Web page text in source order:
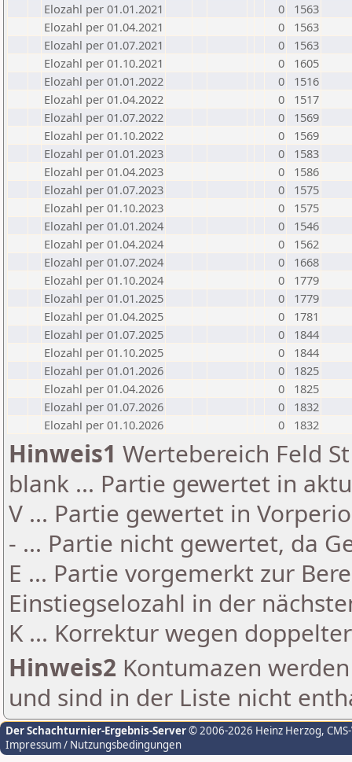
Elozahl per 01.01.2021
0
1563
Elozahl per 01.04.2021
0
1563
Elozahl per 01.07.2021
0
1563
Elozahl per 01.10.2021
0
1605
Elozahl per 01.01.2022
0
1516
Elozahl per 01.04.2022
0
1517
Elozahl per 01.07.2022
0
1569
Elozahl per 01.10.2022
0
1569
Elozahl per 01.01.2023
0
1583
Elozahl per 01.04.2023
0
1586
Elozahl per 01.07.2023
0
1575
Elozahl per 01.10.2023
0
1575
Elozahl per 01.01.2024
0
1546
Elozahl per 01.04.2024
0
1562
Elozahl per 01.07.2024
0
1668
Elozahl per 01.10.2024
0
1779
Elozahl per 01.01.2025
0
1779
Elozahl per 01.04.2025
0
1781
Elozahl per 01.07.2025
0
1844
Elozahl per 01.10.2025
0
1844
Elozahl per 01.01.2026
0
1825
Elozahl per 01.04.2026
0
1825
Elozahl per 01.07.2026
0
1832
Elozahl per 01.10.2026
0 1832
Hinweis1 Wertebereich Feld
blank ... Partie gewertet in
V ... Partie gewertet in
- ... Partie nicht gewertet, da
E ... Partie vorgemerkt zur
Einstiegselozahl in der
K ... Korrektur wegen
Hinweis2 Kontumazen
und sind in der Liste nicht
Der Schachturnier-Ergebnis-Server© 2006-2026 Heinz Herzog,
Impressum / Nutzungsbedingungen